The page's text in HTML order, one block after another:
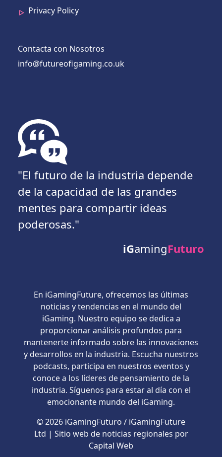
Privacy Policy
Contacta con Nosotros
info@futureofigaming.co.uk
"El futuro de la industria depende
de la capacidad de las grandes
mentes para compartir ideas
poderosas."
iGamingFuturo
En iGamingFuture, ofrecemos las últimas
noticias y tendencias en el mundo del
iGaming. Nuestro equipo se dedica a
proporcionar análisis profundos para
mantenerte informado sobre las innovaciones
y desarrollos en la industria. Escucha nuestros
podcasts, participa en nuestros eventos y
conoce a los líderes de pensamiento de la
industria. Síguenos para estar al día con el
emocionante mundo del iGaming.
© 2026 iGamingFuturo / iGamingFuture
Ltd | Sitio web de noticias regionales por
Capital Web